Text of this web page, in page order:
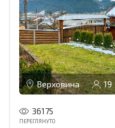
Верховина 19
36175
ПЕРЕГЛЯНУТО